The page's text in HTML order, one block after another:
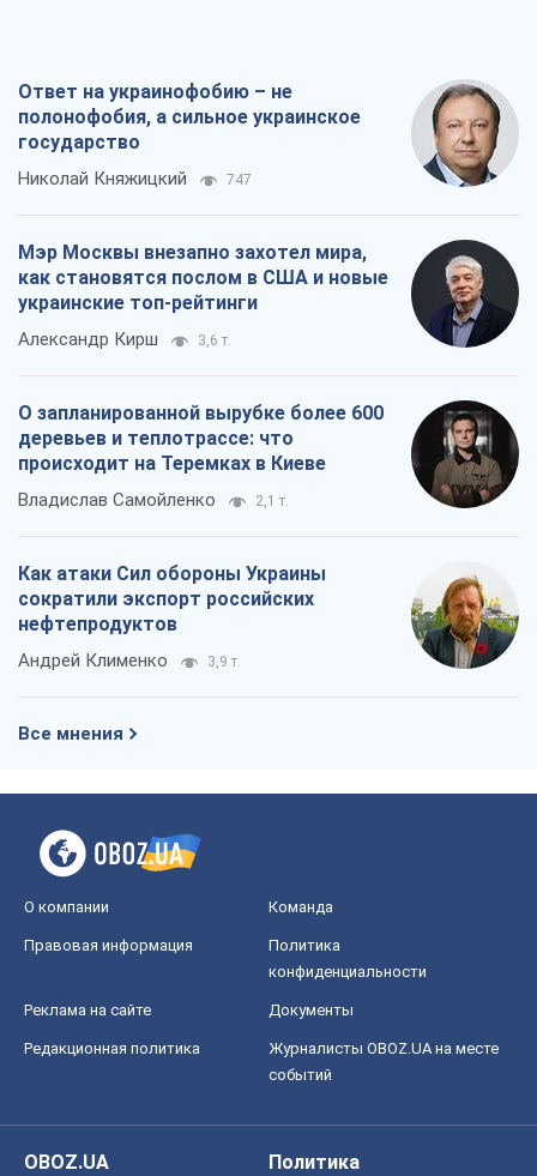
Ответ на украинофобию – не
полонофобия, а сильное украинское
государство
Николай Княжицкий 747
Мэр Москвы внезапно захотел мира,
как становятся послом в США и новые
украинские топ-рейтинги
Александр Кирш 3,6 т.
О запланированной вырубке более 600
деревьев и теплотрассе: что
происходит на Теремках в Киеве
Владислав Самойленко 2,1 т.
Как атаки Сил обороны Украины
сократили экспорт российских
нефтепродуктов
Андрей Клименко 3,9 т.
Все мнения
О компании Команда
Правовая информация
Политика
конфиденциальности
Реклама на сайте Документы
Редакционная политика
Журналисты OBOZ.UA на месте
событий
OBOZ.UA
Политика